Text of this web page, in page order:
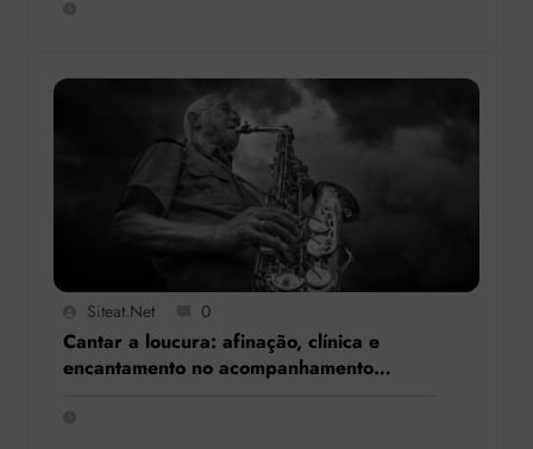
Siteat.net 0
Cantar a loucura: afinação, clínica e
encantamento no acompanhamento